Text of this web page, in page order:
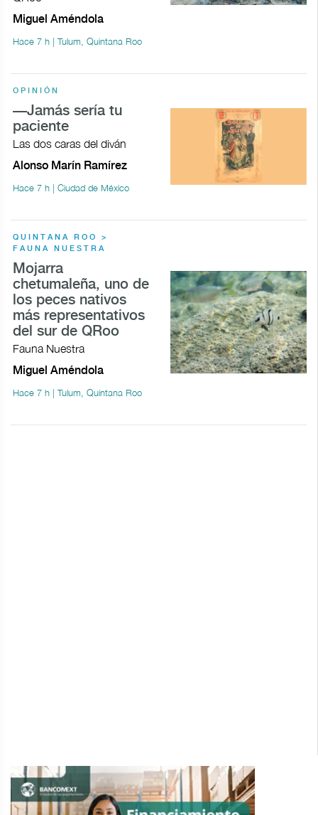
Miguel Améndola
Hace 7 h | Tulum, Quintana Roo
OPINIÓN
—Jamás sería tu
paciente
Las dos caras del diván
Alonso Marín Ramírez
Hace 7 h | Ciudad de México
QUINTANA ROO >
FAUNA NUESTRA
Mojarra
chetumaleña, uno de
los peces nativos
más representativos
del sur de QRoo
Fauna Nuestra
Miguel Améndola
Hace 7 h | Tulum, Quintana Roo